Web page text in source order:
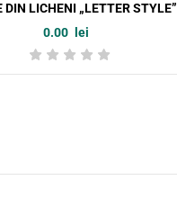
DIN LICHENI „LETTER STYLE”
0.00
lei